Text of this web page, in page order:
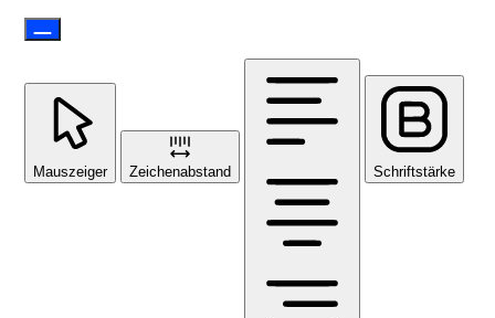
Mauszeiger Zeichenabstand Schriftstärke